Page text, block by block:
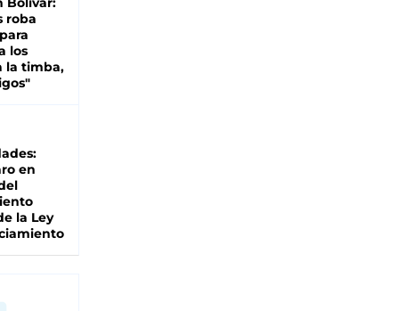
roba
los
la timba,
en
la Ley